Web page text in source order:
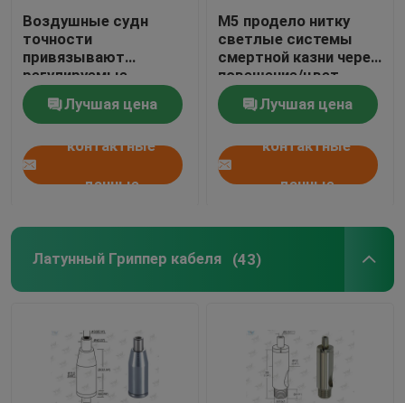
Воздушные судн
точности
привязывают
регулируемые
штуцеры/систему
смертной казни через
повешение кабельной
проводки
Лучшая цена
контактные
данные
М5 продело нитку
светлые системы
смертной казни через
повешение/цвет
никеля светильника
подвесаЛучшая цена
контактные
данные
Латунный Гриппер кабеля (43)